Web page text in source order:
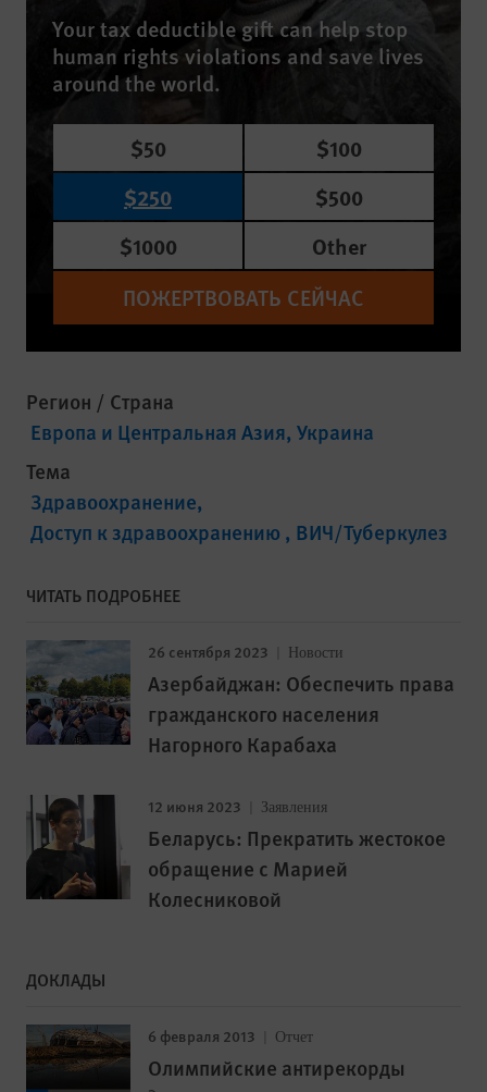
Your tax deductible gift can help stop
human rights violations and save lives
around the world.
$50
$100
$250
$500
$1000
Other
ПОЖЕРТВОВАТЬ СЕЙЧАС
Регион / Страна
Европа и Центральная Азия Украина
Тема
Здравоохранение
Доступ к здравоохранению ВИЧ/Туберкулез
ЧИТАТЬ ПОДРОБНЕЕ
26 сентября 2023 Новости
Азербайджан: Обеспечить права
гражданского населения
Нагорного Карабаха
12 июня 2023 Заявления
Беларусь: Прекратить жестокое
обращение с Марией
Колесниковой
ДОКЛАДЫ
6 февраля 2013 Отчет
Олимпийские антирекорды